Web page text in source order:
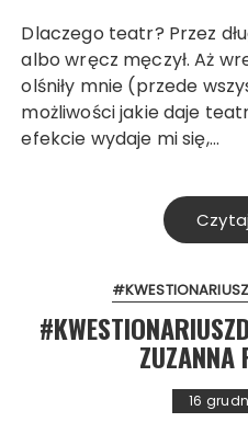
Dlaczego teatr? Przez
albo wręcz męczył. Aż
olśniły mnie (przede
możliwości jakie daje
efekcie wydaje mi się,…
ZUZANNA
16